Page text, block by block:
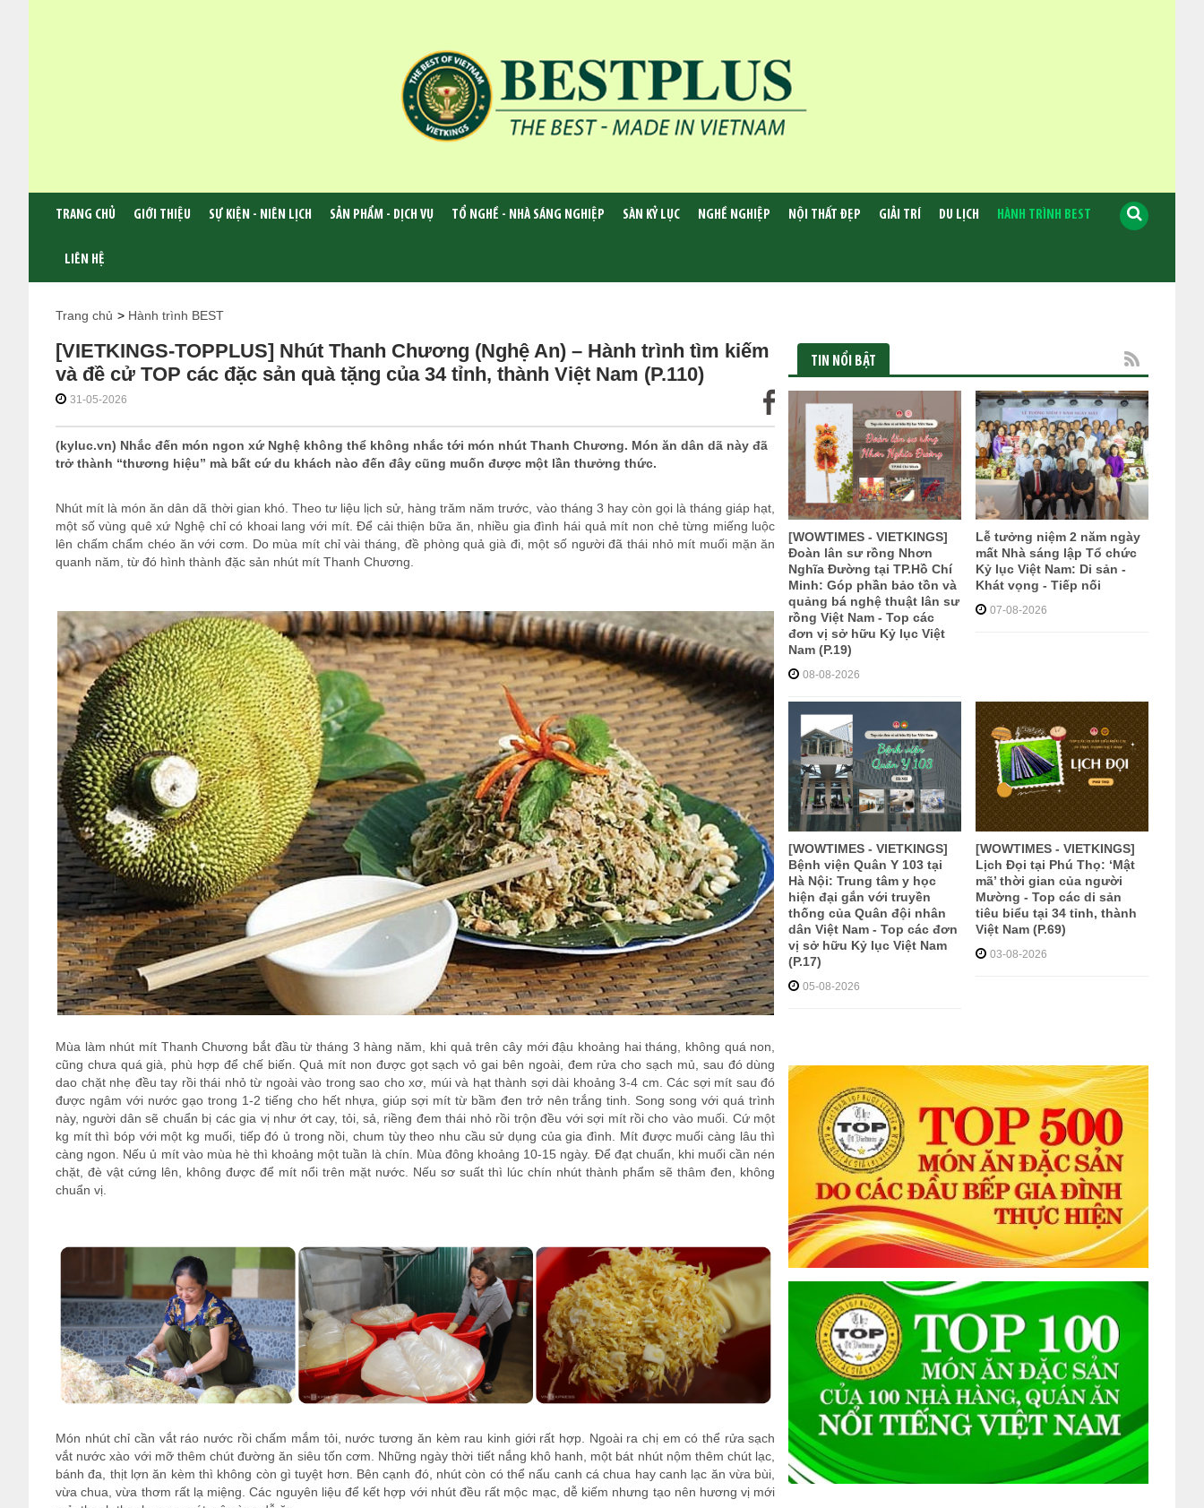
TRANG CHỦ GIỚI THIỆU SỰ KIỆN - NIÊN LỊCH SẢN PHẨM - DỊCH VỤ TỔ NGHỀ - NHÀ SÁNG NGHIỆP SÀN KỶ LỤC NGHỀ NGHIỆP NỘI THẤT ĐẸP GIẢI TRÍ DU LỊCH HÀNH TRÌNH BEST
LIÊN HỆ
Trang chủ > Hành trình BEST
[VIETKINGS-TOPPLUS] Nhút Thanh Chương (Nghệ An) – Hành trình tìm kiếm
và đề cử TOP các đặc sản quà tặng của 34 tỉnh, thành Việt Nam (P.110)
31-05-2026
(kyluc.vn) Nhắc đến món ngon xứ Nghệ không thể không nhắc tới món nhút Thanh Chương. Món ăn dân dã này đã
trở thành “thương hiệu” mà bất cứ du khách nào đến đây cũng muốn được một lần thưởng thức.
Nhút mít là món ăn dân dã thời gian khó. Theo tư liệu lịch sử, hàng trăm năm trước, vào tháng 3 hay còn gọi là tháng giáp hạt,
một số vùng quê xứ Nghệ chỉ có khoai lang với mít. Để cải thiện bữa ăn, nhiều gia đình hái quả mít non chẻ từng miếng luộc
lên chấm chẩm chéo ăn với cơm. Do mùa mít chỉ vài tháng, đề phòng quả già đi, một số người đã thái nhỏ mít muối mặn ăn
quanh năm, từ đó hình thành đặc sản nhút mít Thanh Chương.
Mùa làm nhút mít Thanh Chương bắt đầu từ tháng 3 hàng năm, khi quả trên cây mới đậu khoảng hai tháng, không quá non,
cũng chưa quá già, phù hợp để chế biến. Quả mít non được gọt sạch vỏ gai bên ngoài, đem rửa cho sạch mủ, sau đó dùng
dao chặt nhẹ đều tay rồi thái nhỏ từ ngoài vào trong sao cho xơ, múi và hạt thành sợi dài khoảng 3-4 cm. Các sợi mít sau đó
được ngâm với nước gạo trong 1-2 tiếng cho hết nhựa, giúp sợi mít từ bầm đen trở nên trắng tinh. Song song với quá trình
này, người dân sẽ chuẩn bị các gia vị như ớt cay, tỏi, sả, riềng đem thái nhỏ rồi trộn đều với sợi mít rồi cho vào muối. Cứ một
kg mít thì bóp với một kg muối, tiếp đó ủ trong nồi, chum tùy theo nhu cầu sử dụng của gia đình. Mít được muối càng lâu thì
càng ngon. Nếu ủ mít vào mùa hè thì khoảng một tuần là chín. Mùa đông khoảng 10-15 ngày. Để đạt chuẩn, khi muối cần nén
chặt, đè vật cứng lên, không được để mít nổi trên mặt nước. Nếu sơ suất thì lúc chín nhút thành phẩm sẽ thâm đen, không
chuẩn vị.
Món nhút chỉ cần vắt ráo nước rồi chấm mắm tỏi, nước tương ăn kèm rau kinh giới rất hợp. Ngoài ra chị em có thể rửa sạch
vắt nước xào với mỡ thêm chút đường ăn siêu tốn cơm. Những ngày thời tiết nắng khô hanh, một bát nhút nộm thêm chút lạc,
bánh đa, thịt lợn ăn kèm thì không còn gì tuyệt hơn. Bên cạnh đó, nhút còn có thể nấu canh cá chua hay canh lạc ăn vừa bùi,
vừa chua, vừa thơm rất lạ miệng. Các nguyên liệu để kết hợp với nhút đều rất mộc mạc, dễ kiếm nhưng tạo nên hương vị mới
TIN NỔI BẬT
[WOWTIMES - VIETKINGS]
Đoàn lân sư rồng Nhơn
Nghĩa Đường tại TP.Hồ Chí
Minh: Góp phần bảo tồn và
quảng bá nghệ thuật lân sư
rồng Việt Nam - Top các
đơn vị sở hữu Kỷ lục Việt
Nam (P.19)
08-08-2026
Lễ tưởng niệm 2 năm ngày
mất Nhà sáng lập Tổ chức
Kỷ lục Việt Nam: Di sản -
Khát vọng - Tiếp nối
07-08-2026
[WOWTIMES - VIETKINGS]
Bệnh viện Quân Y 103 tại
Hà Nội: Trung tâm y học
hiện đại gắn với truyền
thống của Quân đội nhân
dân Việt Nam - Top các đơn
vị sở hữu Kỷ lục Việt Nam
(P.17)
05-08-2026
[WOWTIMES - VIETKINGS]
Lịch Đọi tại Phú Thọ: ‘Mật
mã’ thời gian của người
Mường - Top các di sản
tiêu biểu tại 34 tỉnh, thành
Việt Nam (P.69)
03-08-2026